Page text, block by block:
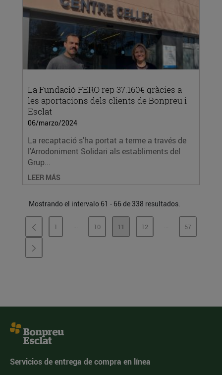
La Fundació FERO rep 37.160€ gràcies a
les aportacions dels clients de Bonpreu i
Esclat
06/marzo/2024
La recaptació s’ha portat a terme a través de
l’Arrodoniment Solidari als establiments del
Grup...
LEER MÁS
Mostrando el intervalo 61 - 66 de 338 resultados.
PÁGINA
1 ...PÁGINAS INTERMEDIAS
PÁGINA
10 PÁGINA
11 PÁGINA
12 ...PÁGINASPÁGINA
57
Servicios de entrega de compra en línea